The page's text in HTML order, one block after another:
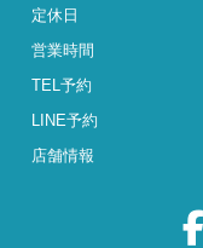
定休日
営業時間
TEL予約
LINE予約
店舗情報